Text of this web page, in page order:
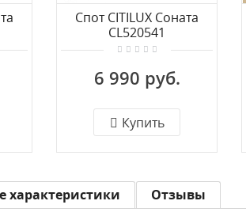
Спот CITILUX Соната
CL520541
6 990 руб.
Купить
характеристики Отзывы